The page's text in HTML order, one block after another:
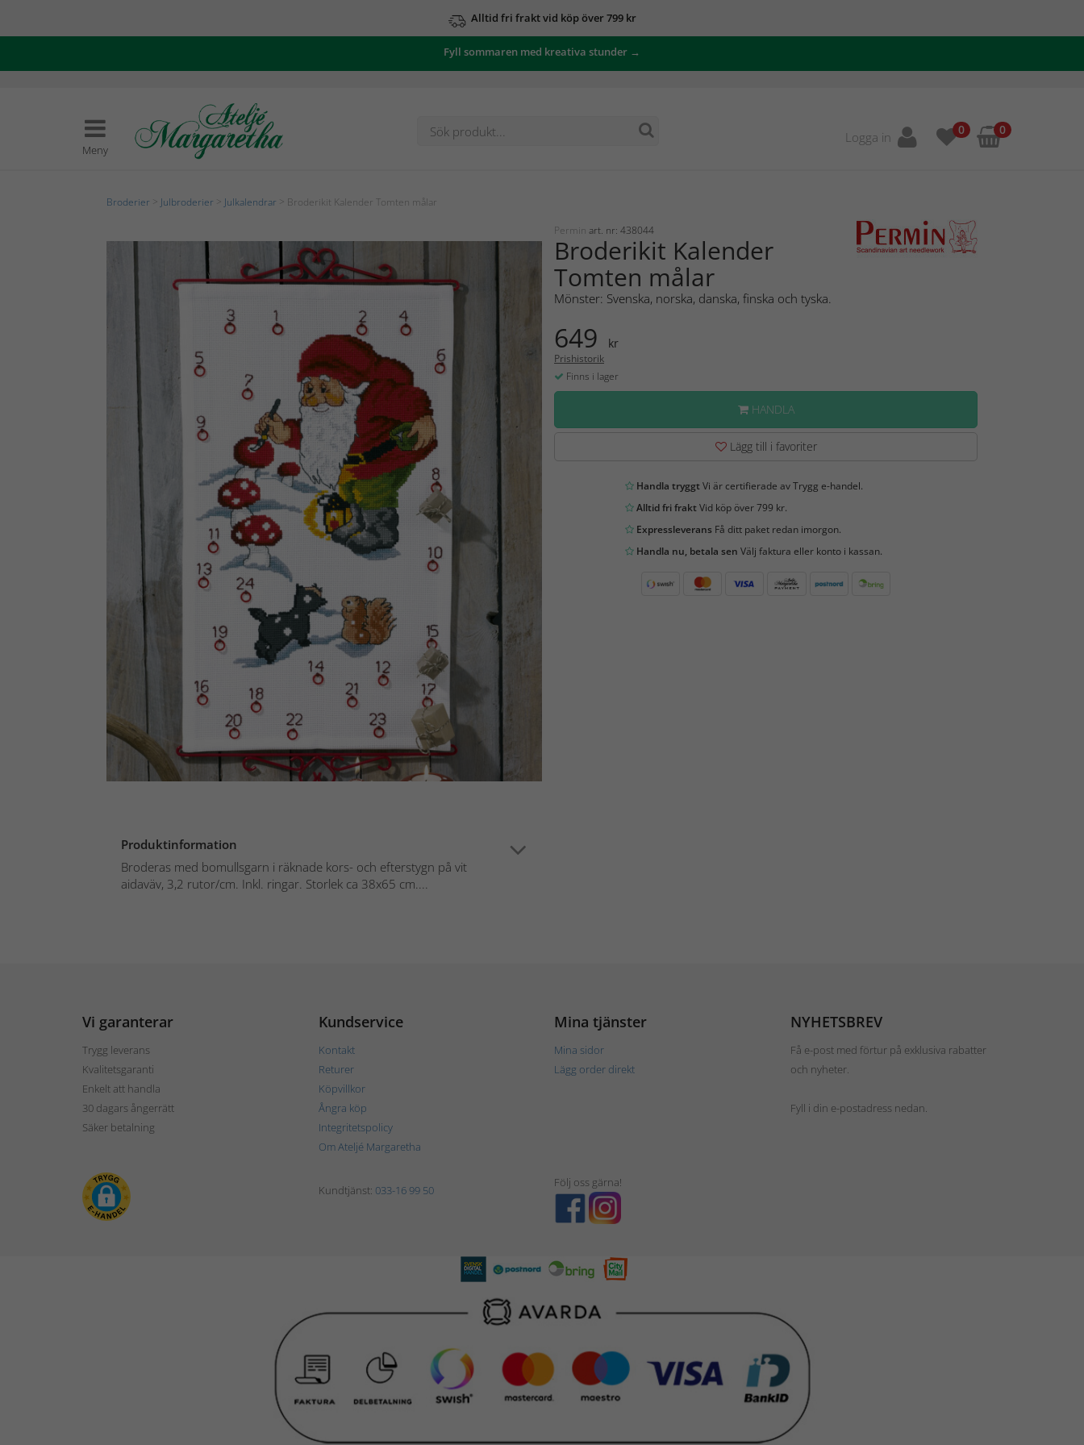
Alltid fri frakt vid köp över 799 kr
Fyll sommaren med kreativa stunder →
Meny
Logga in 0 0
Broderier Julbroderier Julkalendrar > Broderikit Kalender Tomten målar
Produktinformation
Broderas med bomullsgarn i räknade kors- och efterstygn på vit
aidaväv, 3,2 rutor/cm. Inkl. ringar. Storlek ca 38x65 cm....
Permin art. nr: 438044
Broderikit Kalender
Tomten målar
Mönster: Svenska, norska, danska, finska och tyska.
649 kr
Prishistorik
Finns i lager
HANDLA
Lägg till i favoriter
Handla tryggtVi är certifierade av Trygg e-handel.
Alltid fri fraktVid köp över 799 kr.
ExpressleveransFå ditt paket redan imorgon.
Handla nu, betala sen Välj faktura eller konto i kassan.
Vi garanterar
Trygg leverans
Kvalitetsgaranti
Enkelt att handla
30 dagars ångerrätt
Säker betalning
Kundservice
Kontakt
Returer
Köpvillkor
Ångra köp
Integritetspolicy
Om Ateljé Margaretha
Mina tjänster
Mina sidor
Lägg order direkt
NYHETSBREV
Få e-post med förtur på exklusiva rabatter
och nyheter.
Fyll i din e-postadress nedan.
Kundtjänst: 033-16 99 50
Följ oss gärna!